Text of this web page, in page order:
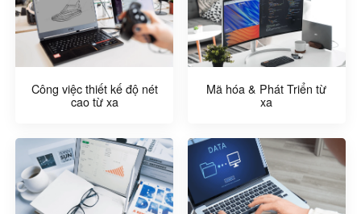
Công việc thiết kế độ nét
cao từ xa
Mã hóa & Phát Triển từ
xa